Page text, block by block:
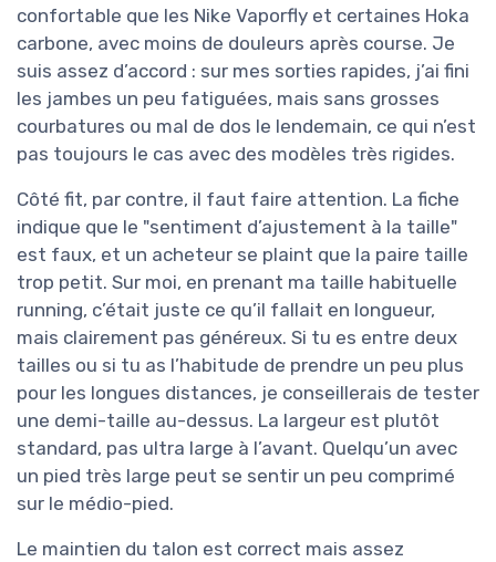
confortable que les Nike Vaporfly et certaines Hoka
carbone, avec moins de douleurs après course. Je
suis assez d’accord : sur mes sorties rapides, j’ai fini
les jambes un peu fatiguées, mais sans grosses
courbatures ou mal de dos le lendemain, ce qui n’est
pas toujours le cas avec des modèles très rigides.
Côté fit, par contre, il faut faire attention. La fiche
indique que le "sentiment d’ajustement à la taille"
est faux, et un acheteur se plaint que la paire taille
trop petit. Sur moi, en prenant ma taille habituelle
running, c’était juste ce qu’il fallait en longueur,
mais clairement pas généreux. Si tu es entre deux
tailles ou si tu as l’habitude de prendre un peu plus
pour les longues distances, je conseillerais de tester
une demi-taille au-dessus. La largeur est plutôt
standard, pas ultra large à l’avant. Quelqu’un avec
un pied très large peut se sentir un peu comprimé
sur le médio-pied.
Le maintien du talon est correct mais assez